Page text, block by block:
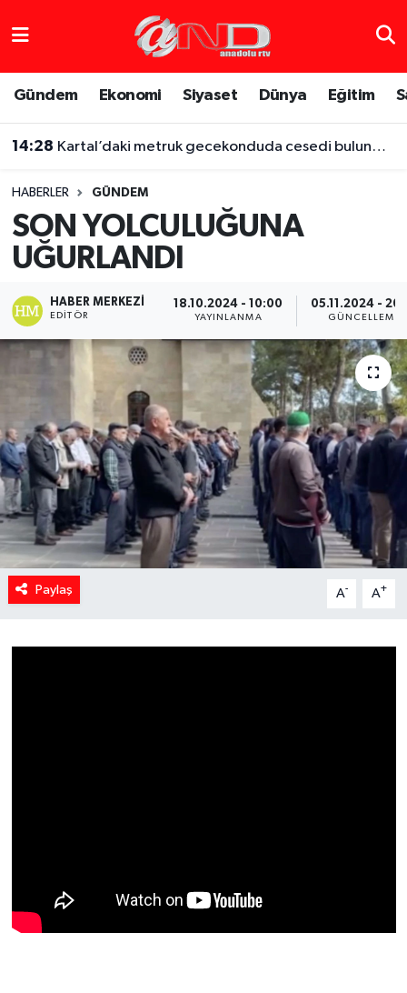
Gündem Ekonomi Siyaset Dünya Eğitim
14:28 Kartal’daki metruk gecekonduda cesedi bulunmuştu, iş arkadaşı altınları için boğarak öldürmüş
HABERLER GÜNDEM
SON YOLCULUĞUNA
UĞURLANDI
HABER MERKEZI
EDITÖR
18.10.2024 - 10:00
YAYINLANMA
05.11.2024 -
GÜNCELLEME
Paylaş A- A+
Ekonomi
Gündem
Sağlık
Siyaset
Spor
Teknoloji
Yaşam
Yeme & İçme
Son Dakika Haberleri
Haber Arşivi